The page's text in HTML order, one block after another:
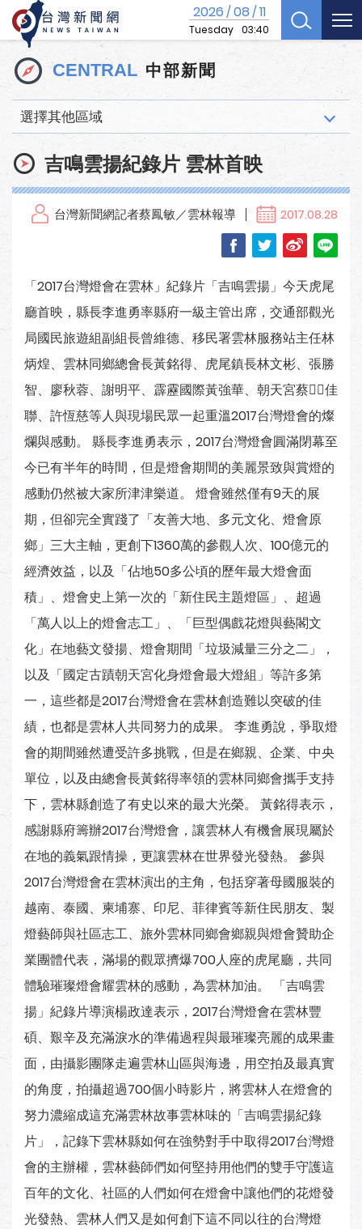
2026/08/11
Tuesday 03:40
CENTRAL 中部新聞
選擇其他區域
吉鳴雲揚紀錄片 雲林首映
台灣新聞網記者蔡鳳敏／雲林報導 2017.08.28
「2017台灣燈會在雲林」紀錄片「吉鳴雲揚」今天虎尾
廳首映，縣長李進勇率縣府一級主管出席，交通部觀光
局國民旅遊組副組長曾維德、移民署雲林服務站主任林
炳煌、雲林同鄉總會長黃銘得、虎尾鎮長林文彬、張勝
智、廖秋蓉、謝明平、霹靂國際黃強華、朝天宮蔡佳
聯、許恆慈等人與現場民眾一起重溫2017台灣燈會的燦
爛與感動。 縣長李進勇表示，2017台灣燈會圓滿閉幕至
今已有半年的時間，但是燈會期間的美麗景致與賞燈的
感動仍然被大家所津津樂道。 燈會雖然僅有9天的展
期，但卻完全實踐了「友善大地、多元文化、燈會原
鄉」三大主軸，更創下1360萬的參觀人次、100億元的
經濟效益，以及「佔地50多公頃的歷年最大燈會面
積」、燈會史上第一次的「新住民主題燈區」、超過
「萬人以上的燈會志工」、「巨型偶戲花燈與藝閣文
化」在地藝文發揚、燈會期間「垃圾減量三分之二」，
以及「國定古蹟朝天宮化身燈會最大燈組」等許多第
一，這些都是2017台灣燈會在雲林創造難以突破的佳
績，也都是雲林人共同努力的成果。 李進勇說，爭取燈
會的期間雖然遭受許多挑戰，但是在鄉親、企業、中央
單位，以及由總會長黃銘得率領的雲林同鄉會攜手支持
下，雲林縣創造了有史以來的最大光榮。 黃銘得表示，
感謝縣府籌辦2017台灣燈會，讓雲林人有機會展現屬於
在地的義氣跟情操，更讓雲林在世界發光發熱。 參與
2017台灣燈會在雲林演出的主角，包括穿著母國服裝的
越南、泰國、柬埔寨、印尼、菲律賓等新住民朋友、製
燈藝師與社區志工、旅外雲林同鄉會鄉親與燈會贊助企
業團體代表，滿場的觀眾擠爆700人座的虎尾廳，共同
體驗璀璨燈會耀雲林的感動，為雲林加油。 「吉鳴雲
揚」紀錄片導演楊政達表示，2017台灣燈會在雲林豐
碩、艱辛及充滿淚水的準備過程與最璀璨亮麗的成果畫
面，由攝影團隊走遍雲林山區與海邊，用空拍及最真實
的角度，拍攝超過700個小時影片，將雲林人在燈會的
努力濃縮成這充滿雲林故事雲林味的「吉鳴雲揚紀錄
片」，記錄下雲林縣如何在強勢對手中取得2017台灣燈
會的主辦權，雲林藝師們如何堅持用他們的雙手守護這
百年的文化、社區的人們如何在燈會中讓他們的花燈發
光發熱、雲林人們又是如何創下這不同以往的台灣燈